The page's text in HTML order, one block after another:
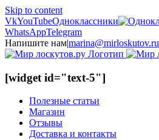
Skip to content
VkYouTubeОдноклассники
WhatsAppTelegram
Напишите нам|marina@mirloskutov.ru
[widget id="text-5"]
Полезные статьи
Магазин
Отзывы
Доставка и контакты